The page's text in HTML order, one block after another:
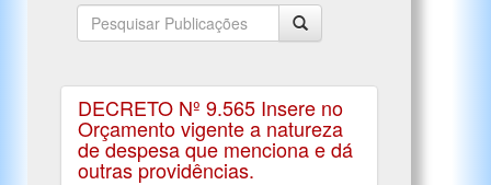
DECRETO Nº 9.565 Insere no
Orçamento vigente a natureza
de despesa que menciona e dá
outras providências.